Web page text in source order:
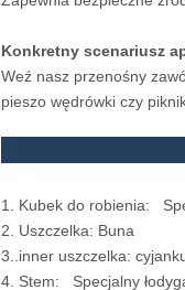
Konkretny scenariusz
Weź nasz przenośny
pieszo wędrówki czy
1. Kubek do robienia:
2. Uszczelka: Buna
3..inner uszczelka:
4. Stem: